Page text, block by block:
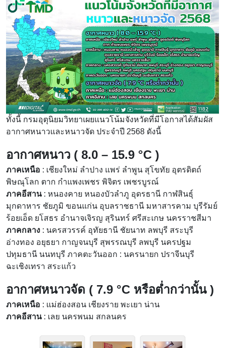
ทั้งนี้ กรมอุตุนิยมวิทยาเผยแนวโน้มจังหวัดที่มีโอกาสได้สัมผัส
อากาศหนาวและหนาวจัด ประจำปี 2568 ดังนี้
อากาศหนาว ( 8.0 – 15.9 °C )
ภาคเหนือ : เชียงใหม่ ลำปาง แพร่ ลำพูน สุโขทัย อุตรดิตถ์
พิษณุโลก ตาก กำแพงเพชร พิจิตร เพชรบูรณ์
ภาคอีสาน: หนองคาย หนองบัวลำภู อุดรธานี กาฬสินธุ์
มุกดาหาร ชัยภูมิ ขอนแก่น อุบลราชธานี มหาสารคาม บุรีรัมย์
ร้อยเอ็ด ยโสธร อำนาจเจิรญ สุรินทร์ ศรีสะเกษ นครราชสีมา
ภาคกลาง : นครสวรรค์ อุทัยธานี ชัยนาท ลพบุรี สระบุรี
อ่างทอง อยุธยา กาญจนบุรี สุพรรณบุรี ลพบุรี นครปฐม
ปทุมธานี นนทบุรี ภาคตะวันออก : นครนายก ปราจีนบุรี
ฉะเชิงเทรา สระแก้ว
อากาศหนาวจัด ( 7.9 °C หรือต่ำกว่านั้น )
ภาคเหนือ : แม่ฮ่องสอน เชียงราย พะเยา น่าน
ภาคอีสาน: เลย นครพนม สกลนคร